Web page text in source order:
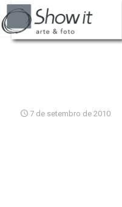
7 de setembro de 2010